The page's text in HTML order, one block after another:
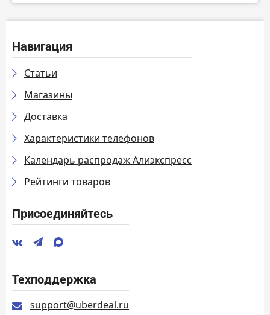
Навигация
Статьи
Магазины
Доставка
Характеристики телефонов
Календарь распродаж Алиэкспресс
Рейтинги товаров
Присоединяйтесь
Техподдержка
support@uberdeal.ru